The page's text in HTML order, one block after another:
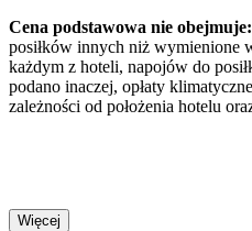
Cena podstawowa nie obejmuje:
posiłków innych niż wymienione
każdym z hoteli, napojów do
podano inaczej, opłaty
zależności od położenia hotelu
Więcej